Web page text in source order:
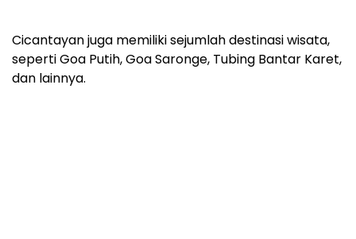
Cicantayan juga memiliki sejumlah destinasi wisata,
seperti Goa Putih, Goa Saronge, Tubing Bantar Karet,
dan lainnya.